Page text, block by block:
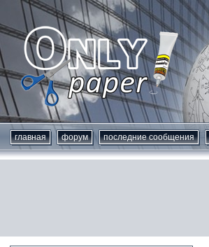
главная форум последние сообщения